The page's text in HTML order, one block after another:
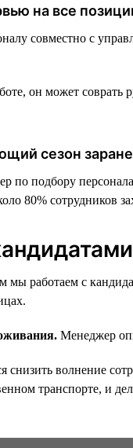
на все
совместно с
он может
сезон
подбору персонала
80% сотрудников
мы работаем с
Менеджер
снизить волнение
транспорте, и